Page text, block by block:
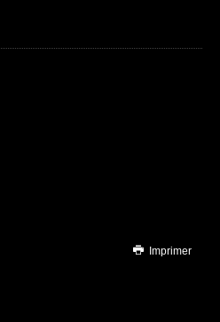
Imprimer